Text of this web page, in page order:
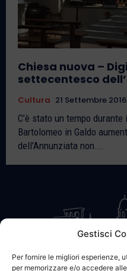
Gestisci
Per fornire le migliori esperienze,
per memorizzare e/o accedere
Chiesa nuova –
settecentesco
Cultura 21 Settembre 2016
C’è stato un tempo
Bartolomeo in Galdo
dell’Annunziata non...